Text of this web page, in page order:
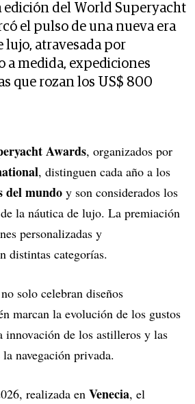
edición del World Superyacht
el pulso de una nueva era
lujo, atravesada por
a medida, expediciones
que rozan los US$ 800
Awards, organizados por
, distinguen cada año a los
del mundo y son considerados los
la náutica de lujo. La premiación
personalizadas y
distintas categorías.
no solo celebran diseños
marcan la evolución de los gustos
innovación de los astilleros y las
navegación privada.
realizada en Venecia, el